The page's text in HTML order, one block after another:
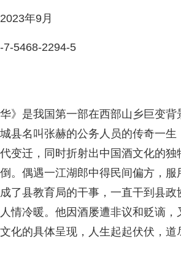
年9月
7-5468-2294-5
华》是我国第一部在西部山乡巨变
县名叫张赫的公务人员的传奇一
变迁，同时折射出中国酒文化的独
。偶遇一江湖郎中得民间偏方，
了县教育局的干事，一直干到县
情冷暖。他因酒屡遭非议和贬谪
化的具体呈现，人生起起伏伏，道